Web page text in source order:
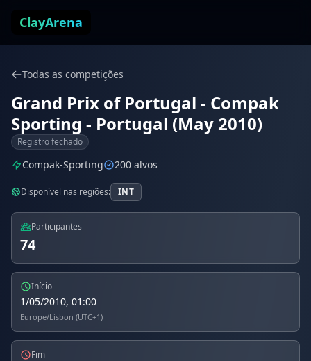
ClayArena
Todas as competições
Grand Prix of Portugal - Compak
Sporting - Portugal (May 2010)
Registro fechado
Compak-Sporting 200 alvos
Disponível nas regiões: INT
Participantes
74
Início
1/05/2010, 01:00
Europe/Lisbon (UTC+1)
Fim